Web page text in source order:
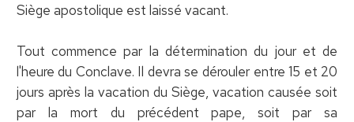
Siège apostolique est laissé vacant.
Tout commence par la détermination du jour et de
l'heure du Conclave. Il devra se dérouler entre 15 et 20
jours après la vacation du Siège, vacation causée soit
par la mort du précédent pape, soit par sa